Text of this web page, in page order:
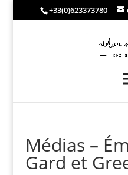
+33(0)623373780
Médias –
Gard et